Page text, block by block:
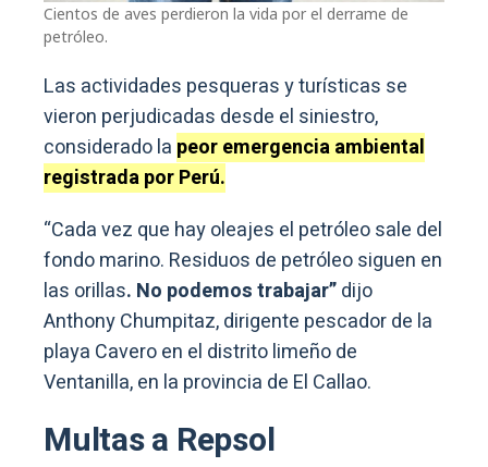
Cientos de aves perdieron la vida por el derrame de
petróleo.
Las actividades pesqueras y turísticas se
vieron perjudicadas desde el siniestro,
considerado la peor emergencia ambiental
registrada por Perú.
“Cada vez que hay oleajes el petróleo sale del
fondo marino. Residuos de petróleo siguen en
las orillas. No podemos trabajar”dijo
Anthony Chumpitaz, dirigente pescador de la
playa Cavero en el distrito limeño de
Ventanilla, en la provincia de El Callao.
Multas a Repsol